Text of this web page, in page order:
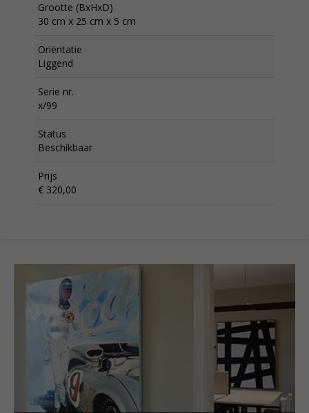
Grootte (BxHxD)
30 cm x 25 cm x 5 cm
Oriëntatie
Liggend
Serie nr.
x/99
Status
Beschikbaar
Prijs
€ 320,00